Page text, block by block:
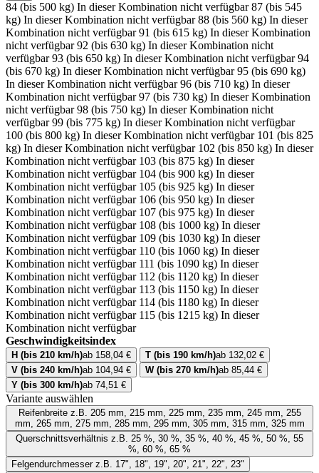
84 (bis 500 kg) In dieser Kombination nicht verfügbar 87 (bis 545
kg) In dieser Kombination nicht verfügbar 88 (bis 560 kg) In dieser
Kombination nicht verfügbar 91 (bis 615 kg) In dieser Kombination
nicht verfügbar 92 (bis 630 kg) In dieser Kombination nicht
verfügbar 93 (bis 650 kg) In dieser Kombination nicht verfügbar 94
(bis 670 kg) In dieser Kombination nicht verfügbar 95 (bis 690 kg)
In dieser Kombination nicht verfügbar 96 (bis 710 kg) In dieser
Kombination nicht verfügbar 97 (bis 730 kg) In dieser Kombination
nicht verfügbar 98 (bis 750 kg) In dieser Kombination nicht
verfügbar 99 (bis 775 kg) In dieser Kombination nicht verfügbar
100 (bis 800 kg) In dieser Kombination nicht verfügbar 101 (bis 825
kg) In dieser Kombination nicht verfügbar 102 (bis 850 kg) In dieser
Kombination nicht verfügbar 103 (bis 875 kg) In dieser
Kombination nicht verfügbar 104 (bis 900 kg) In dieser
Kombination nicht verfügbar 105 (bis 925 kg) In dieser
Kombination nicht verfügbar 106 (bis 950 kg) In dieser
Kombination nicht verfügbar 107 (bis 975 kg) In dieser
Kombination nicht verfügbar 108 (bis 1000 kg) In dieser
Kombination nicht verfügbar 109 (bis 1030 kg) In dieser
Kombination nicht verfügbar 110 (bis 1060 kg) In dieser
Kombination nicht verfügbar 111 (bis 1090 kg) In dieser
Kombination nicht verfügbar 112 (bis 1120 kg) In dieser
Kombination nicht verfügbar 113 (bis 1150 kg) In dieser
Kombination nicht verfügbar 114 (bis 1180 kg) In dieser
Kombination nicht verfügbar 115 (bis 1215 kg) In dieser
Kombination nicht verfügbar
Geschwindigkeitsindex
H (bis 210 km/h)ab 158,04 € T (bis 190 km/h)ab 132,02 €
V (bis 240 km/h)ab 104,94 € W (bis 270 km/h)ab 85,44 €
Y (bis 300 km/h)ab 74,51 €
Variante auswählen
Reifenbreitez.B. 205 mm, 215 mm, 225 mm, 235 mm, 245 mm, 255
mm, 265 mm, 275 mm, 285 mm, 295 mm, 305 mm, 315 mm, 325 mm
Querschnittsverhältnis
%, 60 %, 65 %
Felgendurchmesser z.B. 17", 18", 19", 20", 21", 22", 23"